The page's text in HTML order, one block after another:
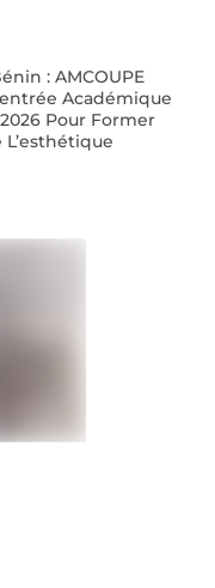
: AMCOUPE
Académique
Pour Former